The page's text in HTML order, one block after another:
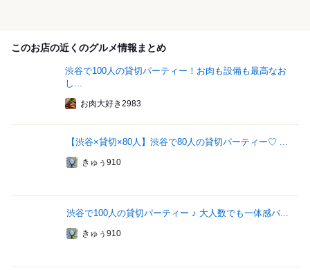
このお店の近くのグルメ情報まとめ
渋谷で100人の貸切パーティー！お肉も設備も最高なお
し...
お肉大好き2983
【渋谷×貸切×80人】渋谷で80人の貸切パーティー♡ ...
きゅぅ910
渋谷で100人の貸切パーティー ♪ 大人数でも一体感バ...
きゅぅ910